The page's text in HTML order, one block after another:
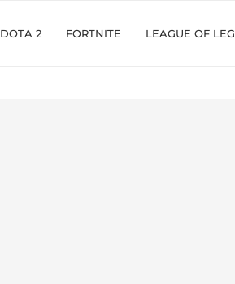
DOTA 2 FORTNITE LEAGUE OF